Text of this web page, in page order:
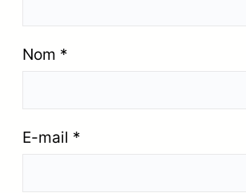
Nom *
E-mail *